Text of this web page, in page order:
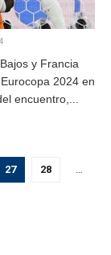
y Francia
2024 en
encuentro,...
27 28 …